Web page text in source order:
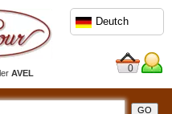
AVEL
Deutch
0